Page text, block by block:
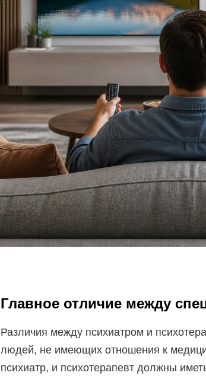
Главное отличие между
Различия между психиатром и
людей, не имеющих отношения к
психиатр, и психотерапевт должны